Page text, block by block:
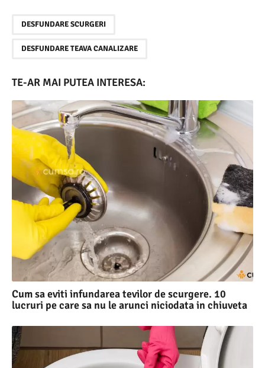
DESFUNDARE SCURGERI
DESFUNDARE TEAVA CANALIZARE
TE-AR MAI PUTEA INTERESA:
Cum sa eviti infundarea tevilor de scurgere. 10
lucruri pe care sa nu le arunci niciodata in chiuveta